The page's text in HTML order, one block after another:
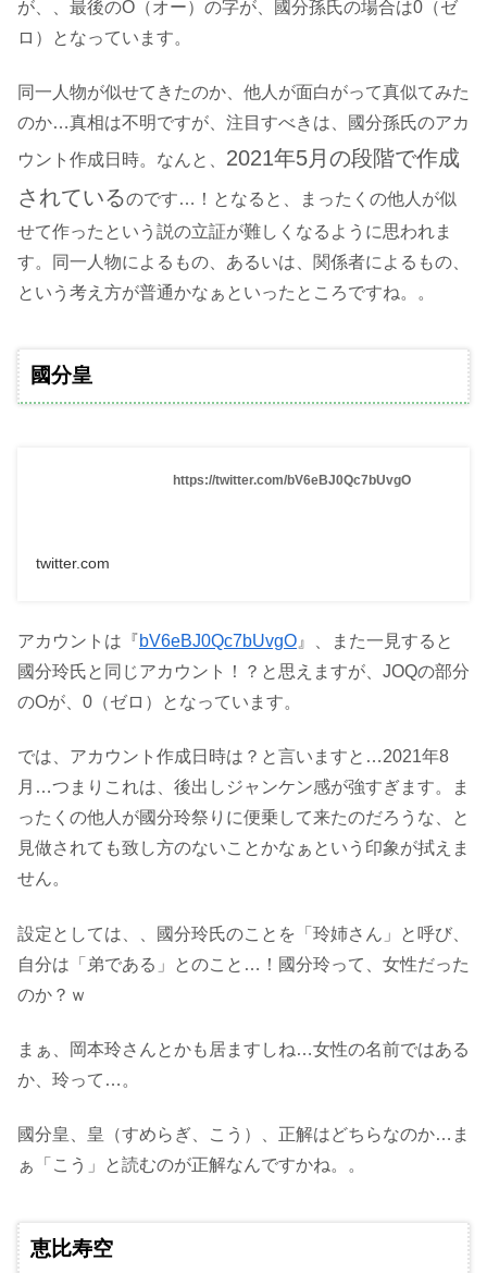
が、、最後のO（オー）の字が、國分孫氏の場合は0（ゼ
ロ）となっています。
同一人物が似せてきたのか、他人が面白がって真似てみた
のか…真相は不明ですが、注目すべきは、國分孫氏のアカ
ウント作成日時。なんと、 2021年5月の段階で作成
されているのです…！となると、まったくの他人が似
せて作ったという説の立証が難しくなるように思われま
す。同一人物によるもの、あるいは、関係者によるもの、
という考え方が普通かなぁといったところですね。。
國分皇
https://twitter.com/bV6eBJ0Qc7bUvgO
twitter.com
アカウントは『bV6eBJ0Qc7bUvgO 』、また一見すると
國分玲氏と同じアカウント！？と思えますが、JOQの部分
のOが、0（ゼロ）となっています。
では、アカウント作成日時は？と言いますと…2021年8
月…つまりこれは、後出しジャンケン感が強すぎます。ま
ったくの他人が國分玲祭りに便乗して来たのだろうな、と
見做されても致し方のないことかなぁという印象が拭えま
せん。
設定としては、、國分玲氏のことを「玲姉さん」と呼び、
自分は「弟である」とのこと…！國分玲って、女性だった
のか？ｗ
まぁ、岡本玲さんとかも居ますしね…女性の名前ではある
か、玲って…。
國分皇、皇（すめらぎ、こう）、正解はどちらなのか…ま
ぁ「こう」と読むのが正解なんですかね。。
恵比寿空